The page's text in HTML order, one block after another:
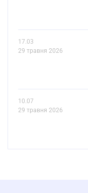
17.03
29 травня 2026
10.07
29 травня 2026